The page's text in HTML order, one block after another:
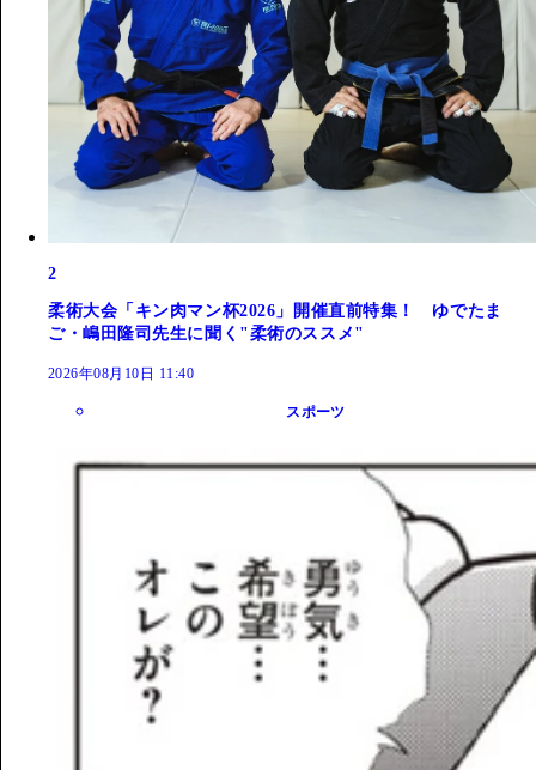
2
柔術大会「キン肉マン杯2026」開催直前特集！ ゆでたま
ご・嶋田隆司先生に聞く"柔術のススメ"
2026年08月10日 11:40
スポーツ